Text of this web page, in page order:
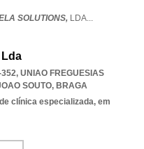
SOLUTIONS, LDA...
352, UNIAO FREGUESIAS
SOUTO, BRAGA
clínica especializada, em